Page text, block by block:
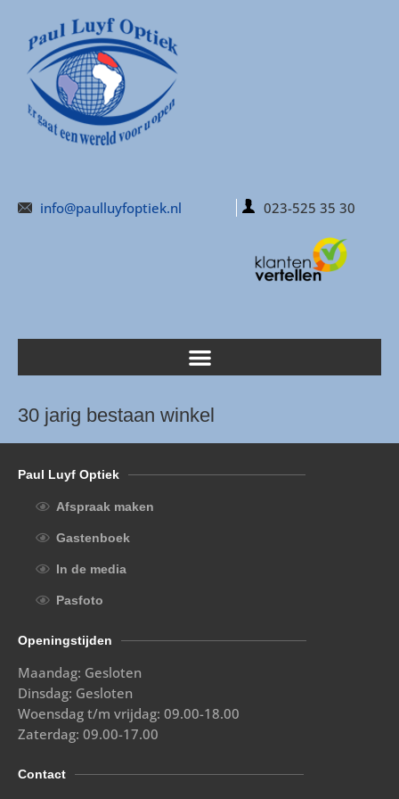
info@paulluyfoptiek.nl 023-525 35 30
30 jarig bestaan winkel
Paul Luyf Optiek
Afspraak maken
Gastenboek
In de media
Pasfoto
Openingstijden
Maandag: Gesloten
Dinsdag: Gesloten
Woensdag t/m vrijdag: 09.00-18.00
Zaterdag: 09.00-17.00
Contact